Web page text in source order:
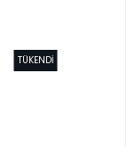
TÜKENDİ